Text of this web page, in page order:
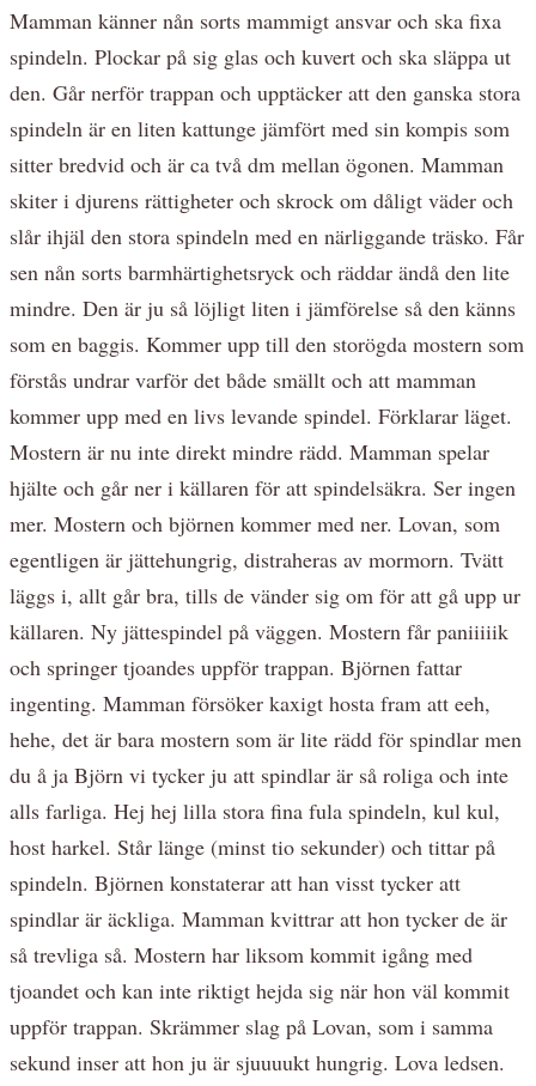
Mamman känner nån sorts mammigt ansvar och ska fixa
spindeln. Plockar på sig glas och kuvert och ska släppa ut
den. Går nerför trappan och upptäcker att den ganska stora
spindeln är en liten kattunge jämfört med sin kompis som
sitter bredvid och är ca två dm mellan ögonen. Mamman
skiter i djurens rättigheter och skrock om dåligt väder och
slår ihjäl den stora spindeln med en närliggande träsko. Får
sen nån sorts barmhärtighetsryck och räddar ändå den lite
mindre. Den är ju så löjligt liten i jämförelse så den känns
som en baggis. Kommer upp till den storögda mostern som
förstås undrar varför det både smällt och att mamman
kommer upp med en livs levande spindel. Förklarar läget.
Mostern är nu inte direkt mindre rädd. Mamman spelar
hjälte och går ner i källaren för att spindelsäkra. Ser ingen
mer. Mostern och björnen kommer med ner. Lovan, som
egentligen är jättehungrig, distraheras av mormorn. Tvätt
läggs i, allt går bra, tills de vänder sig om för att gå upp ur
källaren. Ny jättespindel på väggen. Mostern får paniiiiik
och springer tjoandes uppför trappan. Björnen fattar
ingenting. Mamman försöker kaxigt hosta fram att eeh,
hehe, det är bara mostern som är lite rädd för spindlar men
du å ja Björn vi tycker ju att spindlar är så roliga och inte
alls farliga. Hej hej lilla stora fina fula spindeln, kul kul,
host harkel. Står länge (minst tio sekunder) och tittar på
spindeln. Björnen konstaterar att han visst tycker att
spindlar är äckliga. Mamman kvittrar att hon tycker de är
så trevliga så. Mostern har liksom kommit igång med
tjoandet och kan inte riktigt hejda sig när hon väl kommit
uppför trappan. Skrämmer slag på Lovan, som i samma
sekund inser att hon ju är sjuuuukt hungrig. Lova ledsen.